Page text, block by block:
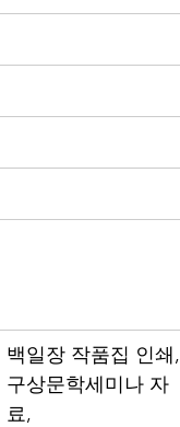
백일장 작품집 인쇄,
구상문학세미나 자
료,